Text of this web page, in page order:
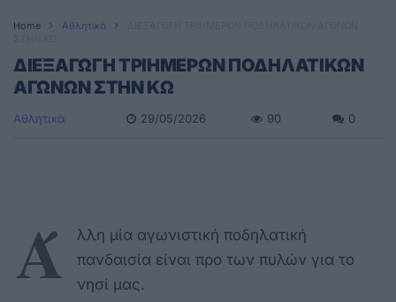
Home Αθλητικά
ΔΙΕΞΑΓΩΓΗ ΤΡΙΗΜΕΡΩΝ ΠΟΔΗΛΑΤΙΚΩΝ
ΑΓΩΝΩΝ ΣΤΗΝ ΚΩ
Αθλητικά 29/05/2026 90 0
Ά
λλη μία αγωνιστική ποδηλατική
πανδαισία είναι προ των πυλών για το
νησί μας.